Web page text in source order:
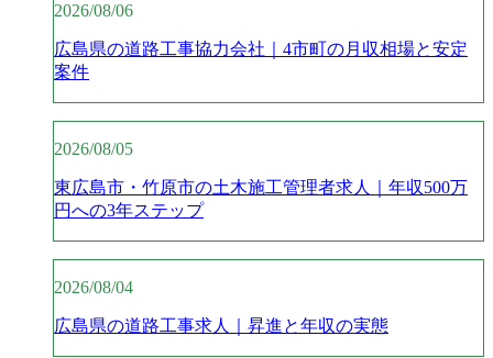
2026/08/06
広島県の道路工事協力会社｜4市町の月収相場と安定
案件
2026/08/05
東広島市・竹原市の土木施工管理者求人｜年収500万
円への3年ステップ
2026/08/04
広島県の道路工事求人｜昇進と年収の実態